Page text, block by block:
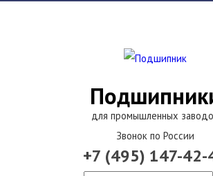
для промышленных
Звонок по России
+7 (495) 147-42-